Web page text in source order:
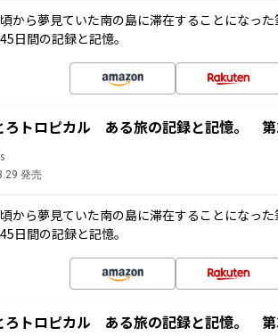
から夢見ていた南の島に滞在することになっ
日間の記録と記憶。
ろトロピカル ある旅の記録と記憶。
発売
から夢見ていた南の島に滞在することになっ
日間の記録と記憶。
ろトロピカル ある旅の記録と記憶。